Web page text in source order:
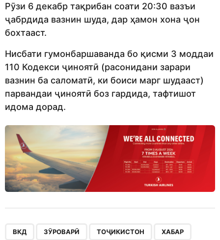
Рӯзи 6 декабр тақрибан соати 20:30 вазъи
ҷабрдида вазнин шуда, дар ҳамон хона ҷон
бохтааст.
Нисбати гумонбаршаванда бо қисми 3 моддаи
110 Кодекси ҷиноятӣ (расонидани зарари
вазнин ба саломатӣ, ки боиси марг шудааст)
парвандаи ҷиноятӣ боз гардида, тафтишот
идома дорад.
ВКД ЗӮРОВАРӢ ТОҶИКИСТОН ХАБАР